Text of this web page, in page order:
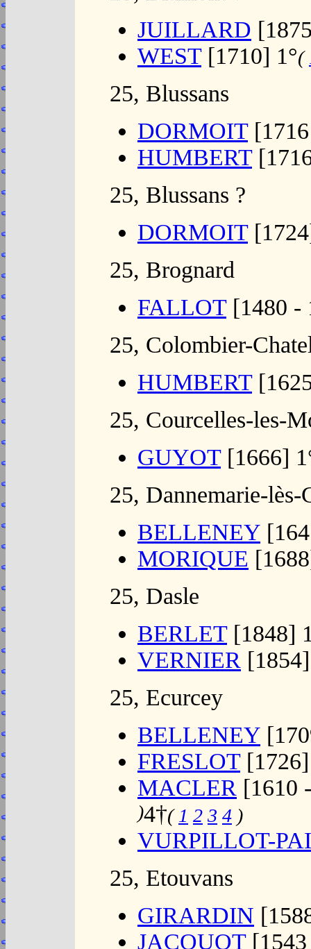
JUILLARD
WEST[1710] 1°(
25, Blussans
DORMOIT[1716
HUMBERT
25, Blussans ?
DORMOIT
25, Brognard
FALLOT[1480 -
25, Colombier-
HUMBERT
25, Courcelles-les-
GUYOT[1666]
25, Dannemarie-lès-
BELLENEY
MORIQUE
25, Dasle
BERLET[1848]
VERNIER
25, Ecurcey
BELLENEY
FRESLOT
MACLER [1610
)4†(1 2 3 4 )
VURPILLOT-
25, Etouvans
GIRARDIN
JACQUOT[1543